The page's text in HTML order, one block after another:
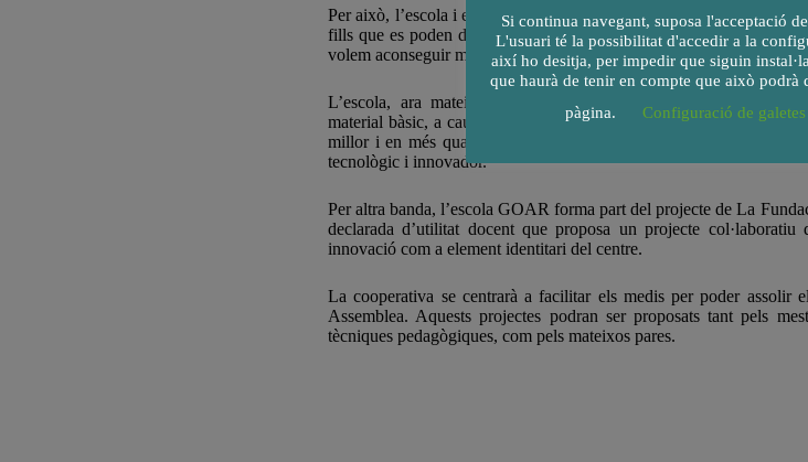
Per això, l’escola i els professors volen posar a l’abast dels pares
fills que es poden desenvolupar a l’escola, projectes que
volem aconseguir mitjançant la cooperativa creada.
L’escola, ara mateix, té dins del seu projecte educatiu la
material bàsic, a causa del seu pressupost limitat. El que volem
millor i en més quantitat per poder proporcionar als nostres fills/
tecnològic i innovador.
Per altra banda, l’escola GOAR forma part del projecte de La
declarada d’utilitat docent que proposa un projecte
innovació com a element identitari del centre.
La cooperativa se centrarà a facilitar els medis per poder assolir
Assemblea. Aquests projectes podran ser proposats tant pels
tècniques pedagògiques, com pels mateixos pares.
Si continua navegant, suposa l'acceptació
L'usuari té la possibilitat d'accedir a la
així ho desitja, per impedir que siguin
que haurà de tenir en compte que això
pàgina.
Configuració de galetes